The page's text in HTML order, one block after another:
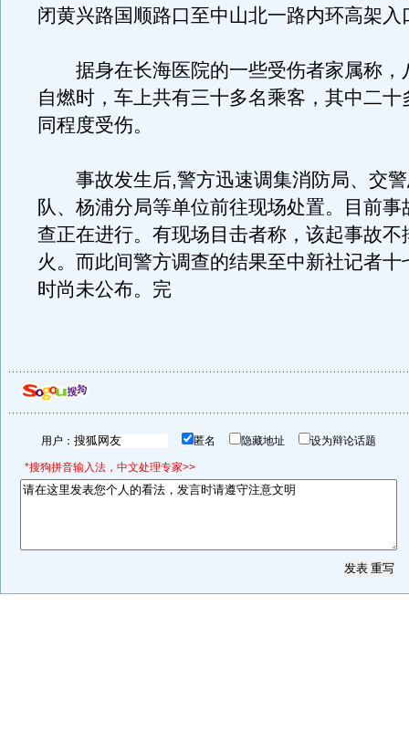
闭黄兴路国顺路口至中山北一路内环高架入
据身在长海医院的一些受伤者家属称，
自燃时，车上共有三十多名乘客，其中二十
同程度受伤。
事故发生后,警方迅速调集消防局、交警
队、杨浦分局等单位前往现场处置。目前事
查正在进行。有现场目击者称，该起事故不
火。而此间警方调查的结果至中新社记者十
时尚未公布。完
用户： 匿名 隐藏地址 设为辩论话题
*搜狗拼音输入法，中文处理专家>>